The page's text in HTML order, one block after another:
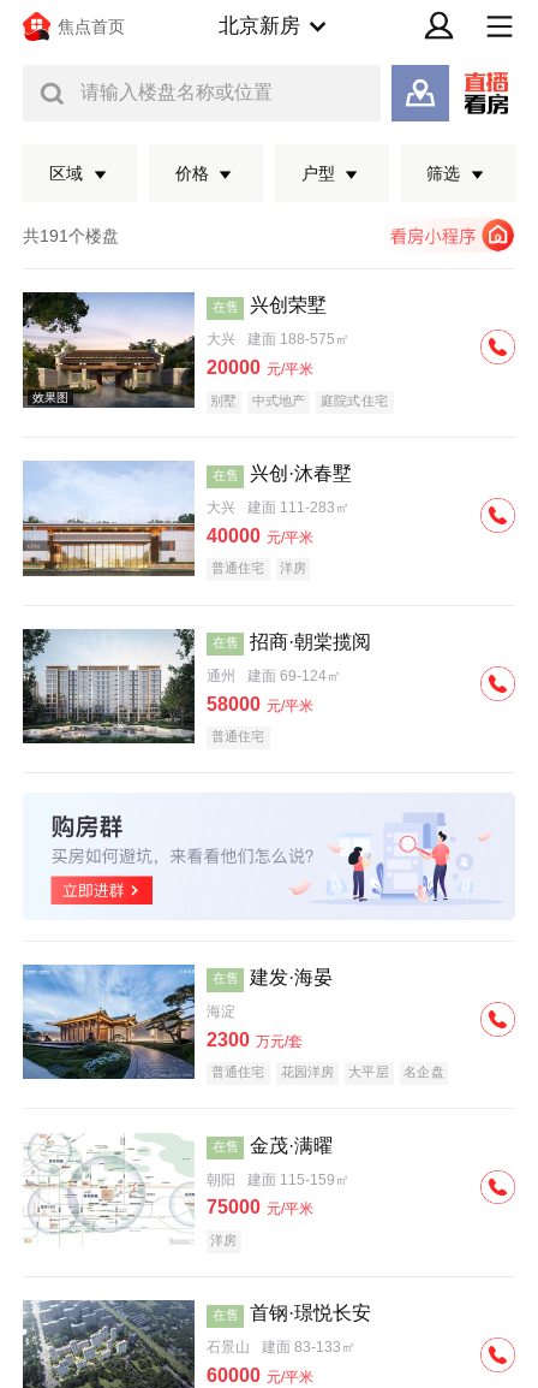
焦点首页 北京新房
请输入楼盘名称或位置
区域 价格 户型 筛选
共191个楼盘
效果图
在售 兴创荣墅
大兴 建面 188-575㎡
20000 元/平米
别墅 中式地产 庭院式住宅
在售 兴创·沐春墅
大兴 建面 111-283㎡
40000 元/平米
普通住宅 洋房
在售 招商·朝棠揽阅
通州 建面 69-124㎡
58000 元/平米
普通住宅
在售 建发·海晏
海淀
2300 万元/套
普通住宅 花园洋房 大平层
名企盘
在售 金茂·满曜
朝阳 建面 115-159㎡
75000 元/平米
洋房
在售 首钢·璟悦长安
石景山 建面 83-133㎡
60000 元/平米